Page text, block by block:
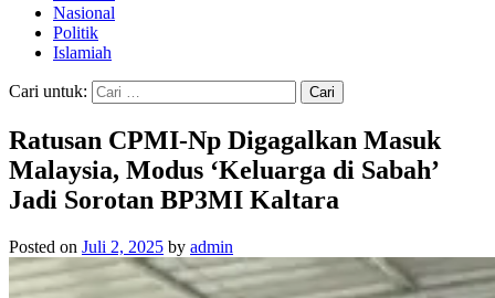
Nasional
Politik
Islamiah
Cari untuk:
Ratusan CPMI-Np Digagalkan Masuk
Malaysia, Modus ‘Keluarga di Sabah’
Jadi Sorotan BP3MI Kaltara
Posted on Juli 2, 2025 by admin